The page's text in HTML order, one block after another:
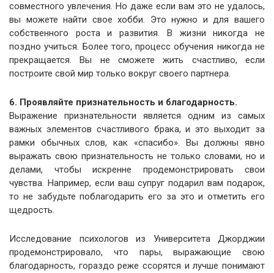
совместного увлечения. Но даже если вам это не удалось,
вы можете найти свое хобби. Это нужно и для вашего
собственного роста и развития. В жизни никогда не
поздно учиться. Более того, процесс обучения никогда не
прекращается. Вы не сможете жить счастливо, если
построите свой мир только вокруг своего партнера.
6. Проявляйте признательность и благодарность.
Выражение признательности является одним из самых
важных элементов счастливого брака, и это выходит за
рамки обычных слов, как «спасибо». Вы должны явно
выражать свою признательность не только словами, но и
делами, чтобы искренне продемонстрировать свои
чувства. Например, если ваш супруг подарил вам подарок,
то не забудьте поблагодарить его за это и отметить его
щедрость.
Исследование психологов из Университета Джорджии
продемонстрировало, что пары, выражающие свою
благодарность, гораздо реже ссорятся и лучше понимают